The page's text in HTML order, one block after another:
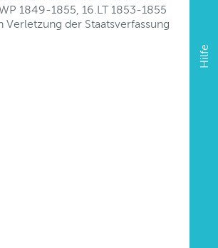
Hilfe
1849-1855, 16.LT 1853-1855
der Staatsverfassung